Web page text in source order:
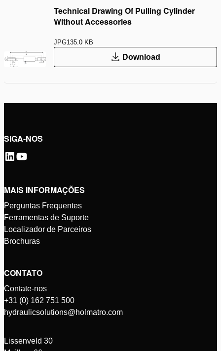
Technical Drawing Of Pulling Cylinder
Without Accessories
JPG135.0 KB
Download
SIGA-NOS
MAIS INFORMAÇÕES
Perguntas Frequentes
Ferramentas de Suporte
Localizador de Parceiros
Brochuras
CONTATO
Contate-nos
+31 (0) 162 751 500
hydraulicsolutions@holmatro.com
Lissenveld 30